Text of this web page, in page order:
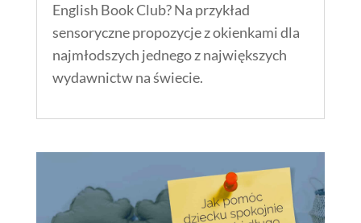
English Book Club? Na przykład
sensoryczne propozycje z okienkami dla
najmłodszych jednego z największych
wydawnictw na świecie.